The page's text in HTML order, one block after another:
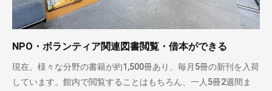
NPO・ボランティア関連図書閲覧・借本ができる
現在、様々な分野の書籍が約1,500冊あり、毎月5冊の新刊を入荷
しています。館内で閲覧することはもちろん、一人5冊2週間ま